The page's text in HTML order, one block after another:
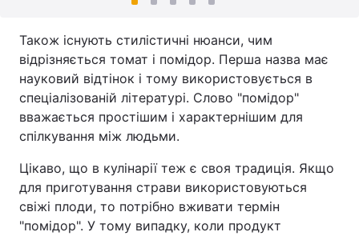
Також існують стилістичні нюанси, чим
відрізняється томат і помідор. Перша назва має
науковий відтінок і тому використовується в
спеціалізованій літературі. Слово "помідор"
вважається простішим і характернішим для
спілкування між людьми.
Цікаво, що в кулінарії теж є своя традиція. Якщо
для приготування страви використовуються
свіжі плоди, то потрібно вживати термін
"помідор". У тому випадку, коли продукт